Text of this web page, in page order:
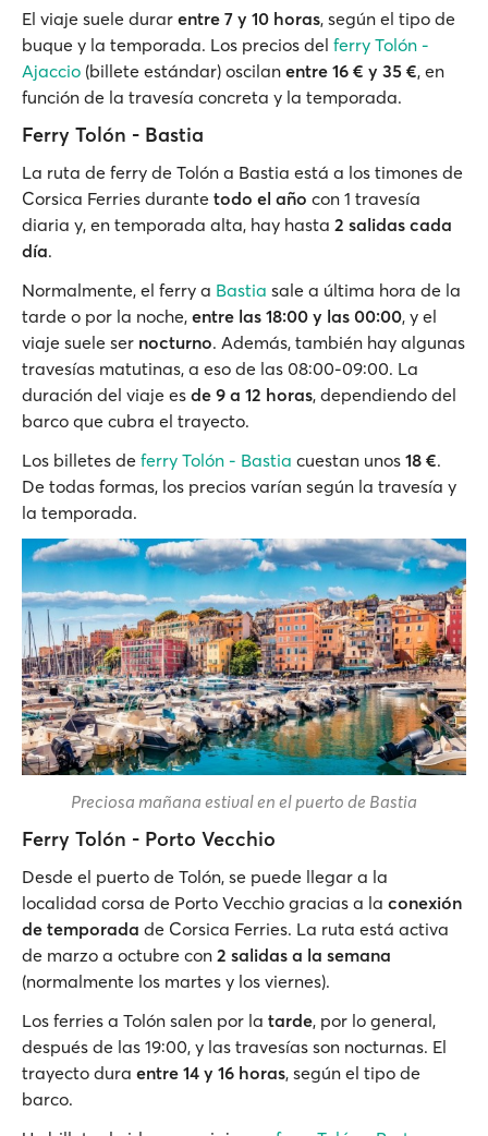
El viaje suele durar entre 7 y 10 horas, según el tipo de
buque y la temporada. Los precios del ferry Tolón -
Ajaccio (billete estándar) oscilan entre 16 € y 35 €, en
función de la travesía concreta y la temporada.
Ferry Tolón - Bastia
La ruta de ferry de Tolón a Bastia está a los timones de
Corsica Ferries durante todo el año con 1 travesía
diaria y, en temporada alta, hay hasta 2 salidas cada
día.
Normalmente, el ferry a Bastia sale a última hora de la
tarde o por la noche, entre las 18:00 y las 00:00, y el
viaje suele ser nocturno. Además, también hay algunas
travesías matutinas, a eso de las 08:00-09:00. La
duración del viaje es de 9 a 12 horas, dependiendo del
barco que cubra el trayecto.
Los billetes de ferry Tolón - Bastia cuestan unos 18 €.
De todas formas, los precios varían según la travesía y
la temporada.
Preciosa mañana estival en el puerto de Bastia
Ferry Tolón - Porto Vecchio
Desde el puerto de Tolón, se puede llegar a la
localidad corsa de Porto Vecchio gracias a la conexión
de temporada de Corsica Ferries. La ruta está activa
de marzo a octubre con 2 salidas a la semana
(normalmente los martes y los viernes).
Los ferries a Tolón salen por la tarde, por lo general,
después de las 19:00, y las travesías son nocturnas. El
trayecto dura entre 14 y 16 horas, según el tipo de
barco.